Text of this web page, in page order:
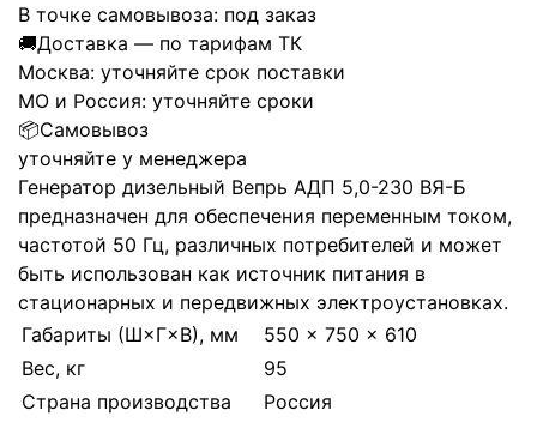
В точке самовывоза: под заказ
🚚Доставка — по тарифам ТК
Москва: уточняйте срок поставки
МО и Россия: уточняйте сроки
📦Самовывоз
уточняйте у менеджера
Генератор дизельный Вепрь АДП 5,0-230 ВЯ-Б
предназначен для обеспечения переменным током,
частотой 50 Гц, различных потребителей и может
быть использован как источник питания в
стационарных и передвижных электроустановках.
Габариты (Ш×Г×В), мм
550 × 750 × 610
Вес, кг
95
Страна производства
Россия